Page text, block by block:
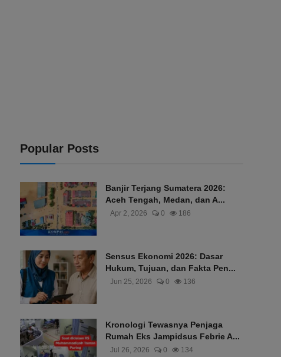
Popular Posts
Banjir Terjang Sumatera 2026:
Aceh Tengah, Medan, dan A...
Apr 2, 2026 0 186
Sensus Ekonomi 2026: Dasar
Hukum, Tujuan, dan Fakta Pen...
Jun 25, 2026 0 136
Kronologi Tewasnya Penjaga
Rumah Eks Jampidsus Febrie A...
Jul 26, 2026 0 134